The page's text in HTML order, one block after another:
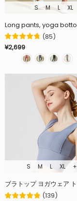
S M L XL
Long pants, yoga
(85)
¥2,699
S M L XL
ブラトップ ヨガウェア
(139)